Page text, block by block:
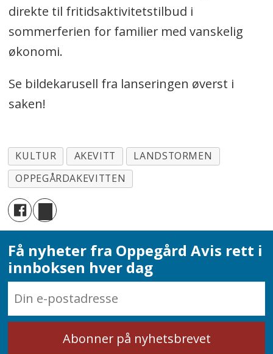
direkte til fritidsaktivitetstilbud i
sommerferien for familier med vanskelig
økonomi.
Se bildekarusell fra lanseringen øverst i
saken!
KULTUR AKEVITT
LANDSTORMEN
OPPEGÅRDAKEVITTEN
Få nyheter fra Oppegård Avis rett i
innboksen hver dag